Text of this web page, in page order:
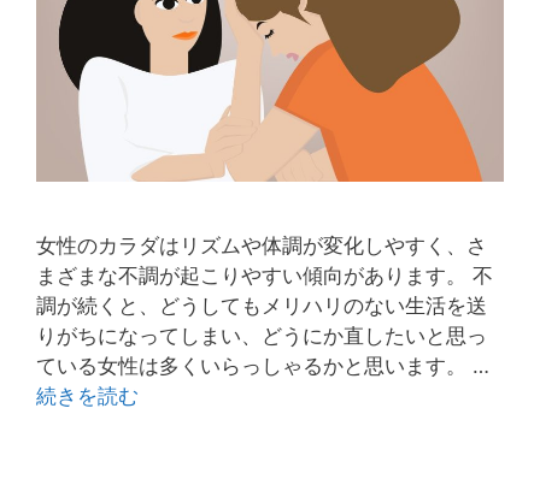
女性のカラダはリズムや体調が変化しやすく、さ
まざまな不調が起こりやすい傾向があります。 不
調が続くと、どうしてもメリハリのない生活を送
りがちになってしまい、どうにか直したいと思っ
ている女性は多くいらっしゃるかと思います。 …
続きを読む